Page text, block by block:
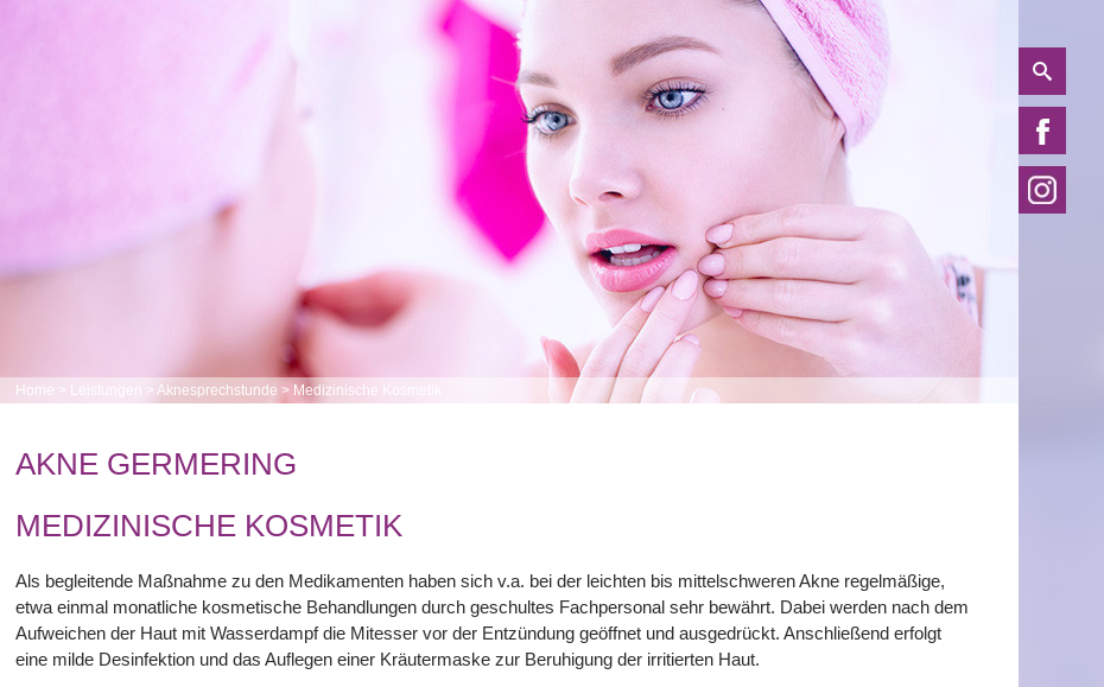
Home Leistungen > Aknesprechstunde > Medizinische Kosmetik
AKNE GERMERING
MEDIZINISCHE KOSMETIK
Als begleitende Maßnahme zu den Medikamenten haben sich v.a. bei der leichten bis mittelschweren Akne regelmäßige,
etwa einmal monatliche kosmetische Behandlungen durch geschultes Fachpersonal sehr bewährt. Dabei werden nach dem
Aufweichen der Haut mit Wasserdampf die Mitesser vor der Entzündung geöffnet und ausgedrückt. Anschließend erfolgt
eine milde Desinfektion und das Auflegen einer Kräutermaske zur Beruhigung der irritierten Haut.